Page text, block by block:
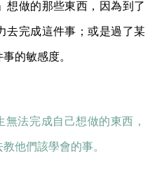
想做的那些東西，因為到了
去完成這件事；或是過了某
的敏感度。
無法完成自己想做的東西，
他們該學會的事。